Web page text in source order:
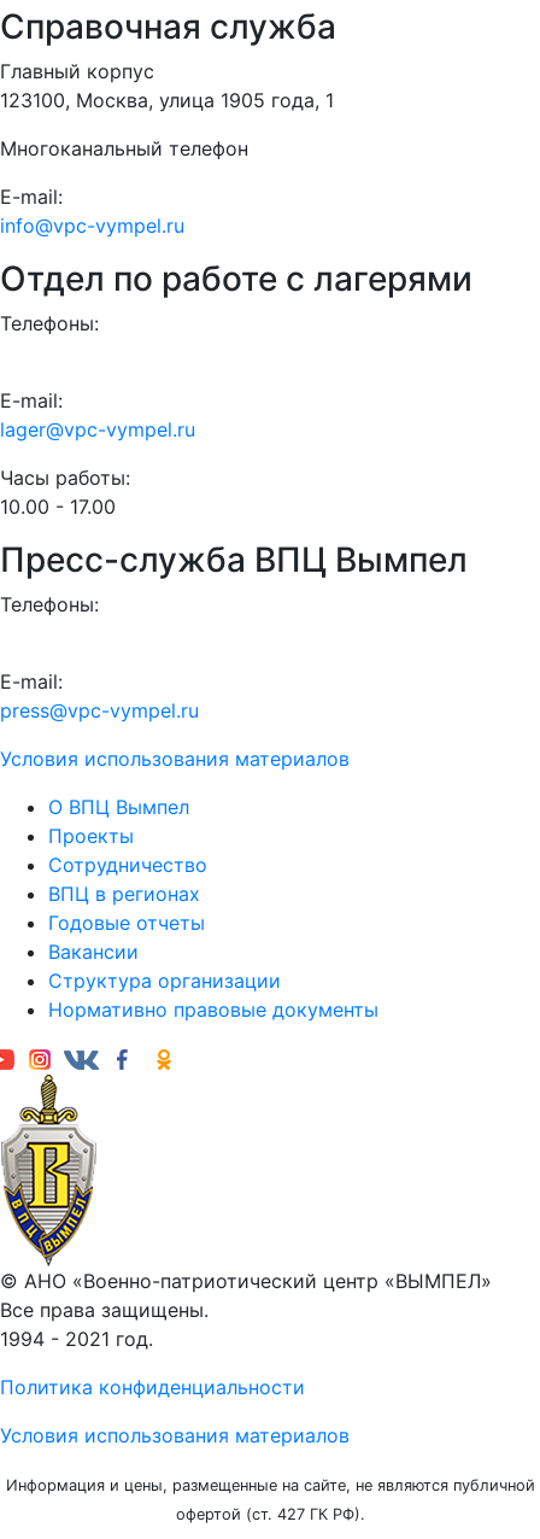
Справочная служба
Главный корпус
123100, Москва, улица 1905 года, 1
Многоканальный телефон
E-mail:
info@vpc-vympel.ru
Отдел по работе с лагерями
Телефоны:
E-mail:
lager@vpc-vympel.ru
Часы работы:
10.00 - 17.00
Пресс-служба ВПЦ Вымпел
Телефоны:
E-mail:
press@vpc-vympel.ru
Условия использования материалов
О ВПЦ Вымпел
Проекты
Сотрудничество
ВПЦ в регионах
Годовые отчеты
Вакансии
Структура организации
Нормативно правовые документы
© АНО «Военно-патриотический центр «ВЫМПЕЛ»
Все права защищены.
1994 - 2021 год.
Политика конфиденциальности
Условия использования материалов
Информация и цены, размещенные на сайте, не являются публичной
офертой (ст. 427 ГК РФ).